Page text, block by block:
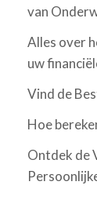
van
Alles over
uw
Vind de
Hoe
Ontdek de